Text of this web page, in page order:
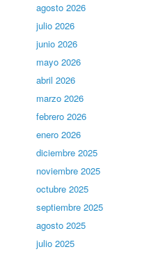
agosto 2026
julio 2026
junio 2026
mayo 2026
abril 2026
marzo 2026
febrero 2026
enero 2026
diciembre 2025
noviembre 2025
octubre 2025
septiembre 2025
agosto 2025
julio 2025